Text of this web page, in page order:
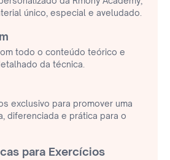
único, especial e aveludado.
todo o conteúdo teórico e
da técnica.
exclusivo para promover uma
diferenciada e prática para o
para Exercícios